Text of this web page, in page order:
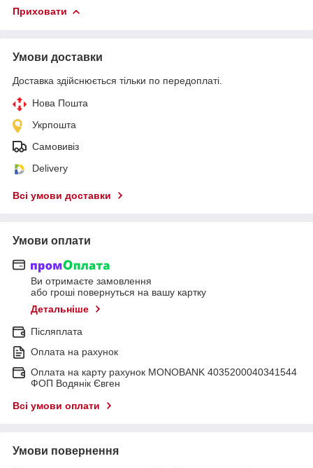
Приховати
Умови доставки
Доставка здійснюється тільки по передоплаті.
Нова Пошта
Укрпошта
Самовивіз
Delivery
Всі умови доставки
Умови оплати
Ви отримаєте замовлення
або гроші повернуться на вашу картку
Детальніше
Післяплата
Оплата на рахунок
Оплата на карту рахунок MONOBANK 4035200040341544
ФОП Водянік Євген
Всі умови оплати
Умови повернення